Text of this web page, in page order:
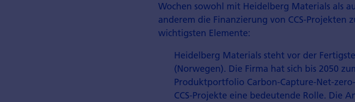
Wochen sowohl mit Heidelberg Materials als
anderem die Finanzierung von CCS-Projekten
wichtigsten Elemente:
Heidelberg Materials steht vor der
(Norwegen). Die Firma hat sich bis 2050
Produktportfolio Carbon-Capture-Net-
CCS-Projekte eine bedeutende Rolle. Die